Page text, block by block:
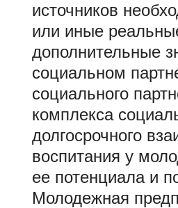
источников
или иные
дополнительные
социальном
социального
комплекса
долгосрочного
воспитания у
ее потенциала и
Молодежная